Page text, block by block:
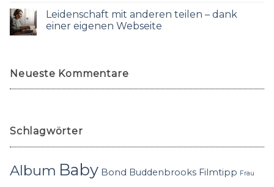
Leidenschaft mit anderen teilen – dank
einer eigenen Webseite
Neueste Kommentare
Schlagwörter
Album Baby Bond Buddenbrooks Filmtipp Frau